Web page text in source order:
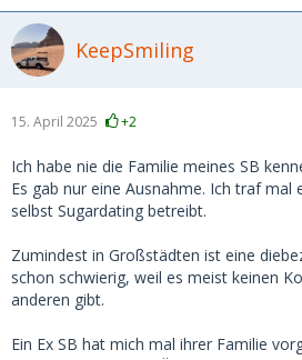
KeepSmiling
15. April 2025 +2
Ich habe nie die Familie meines SB
Es gab nur eine Ausnahme. Ich traf mal
selbst Sugardating betreibt.
Zumindest in Großstädten ist eine
schon schwierig, weil es meist keinen
anderen gibt.
Ein Ex SB hat mich mal ihrer Familie